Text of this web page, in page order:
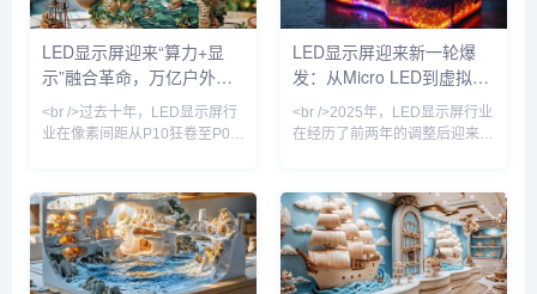
度、响应速度和功耗方面展现出
碾压性优势，尤其在户外大屏和
高端商用显示领域，其亮度可达
20000尼特以上，即使正午阳光
美元，其中Mini LED背光产品
出货量同比增长超200%，而
Micro LED虽未完全量产，但其
在AR眼镜、车载显示等细分领
LED显示屏迎来“算力+显
示”融合革命，万亿户外媒
体市场重新洗牌
<br />过去十年，LED显示屏行
业在像素间距从P10狂卷至P0.9
示，行业正在经历一场由“芯片
倒装+COB集成封装”驱动的根本
性变革。多家头部厂商已实现
P0.4以下Micro LED显示屏的良
率突破，单位成本较2023年下
LED显示屏迎来新一轮爆
发：从Micro LED到虚拟拍
摄，产业格局正在重塑
<br />2025年，LED显示屏行业
在经历了前两年的调整后迎来强
场规模预计突破120亿美元，同
比增长18%。这一增长背后，是
Mini/Micro LED技术的加速商
用、虚拟制作（Virtual
Production）需求的爆发，以及